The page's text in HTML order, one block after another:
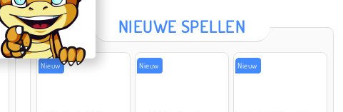
NIEUWE SPELLEN
Nieuw Nieuw Nieuw